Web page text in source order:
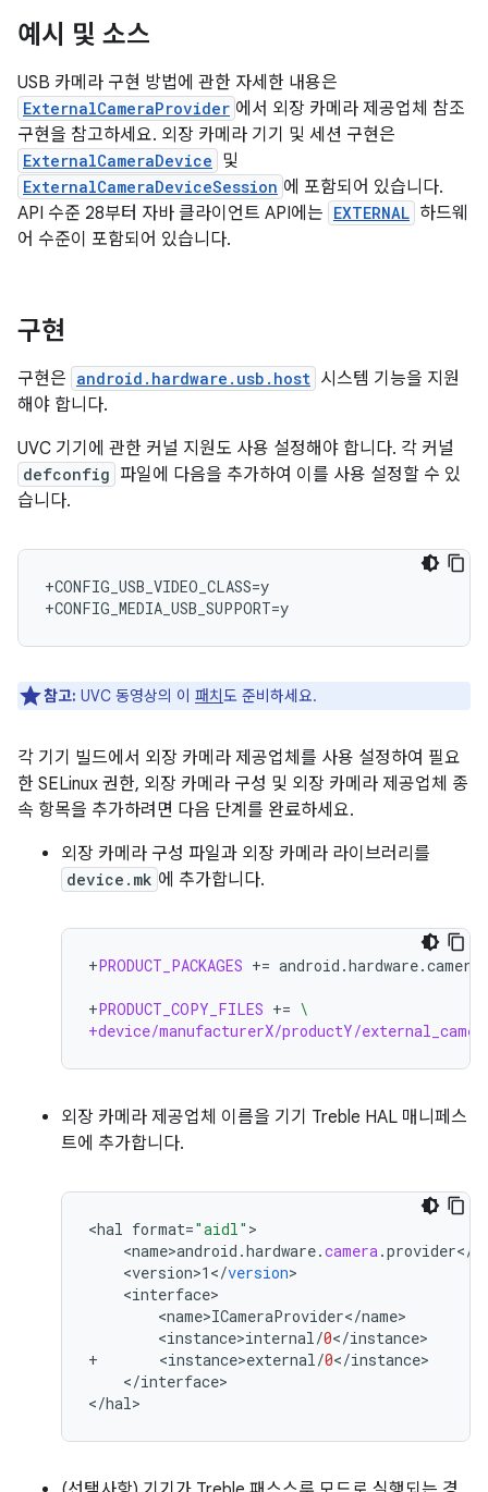
예시 및 소스
USB 카메라 구현 방법에 관한 자세한 내용은
ExternalCameraProvider 에서 외장 카메라 제공업체 참조
구현을 참고하세요. 외장 카메라 기기 및 세션 구현은
ExternalCameraDevice 및
ExternalCameraDeviceSession 에 포함되어 있습니다.
API 수준 28부터 자바 클라이언트 API에는 EXTERNAL 하드웨
어 수준이 포함되어 있습니다.
구현
구현은 android.hardware.usb.host 시스템 기능을 지원
해야 합니다.
UVC 기기에 관한 커널 지원도 사용 설정해야 합니다. 각 커널
defconfig 파일에 다음을 추가하여 이를 사용 설정할 수 있
습니다.
+CONFIG_USB_VIDEO_CLASS=y
참고: UVC 동영상의 이 패치도 준비하세요.
각 기기 빌드에서 외장 카메라 제공업체를 사용 설정하여 필요
한 SELinux 권한, 외장 카메라 구성 및 외장 카메라 제공업체 종
속 항목을 추가하려면 다음 단계를 완료하세요.
외장 카메라 구성 파일과 외장 카메라 라이브러리를
device.mk 에 추가합니다.
+PRODUCT_PACKAGES +=
+PRODUCT_COPY_FILES += \
+device/manufacturerX/productY/
외장 카메라 제공업체 이름을 기기 Treble HAL 매니페스
트에 추가합니다.
<hal format="aidl"
<name>android .hardware.camera.provider</
<version>1 </version
<interface
<name>ICameraProvider</name
<instance>internal/0</instance
+
<instance>external/0</instance
</interface>
</hal